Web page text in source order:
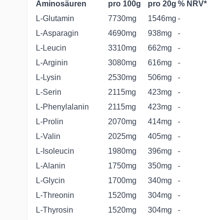
Aminosäuren pro 100g pro 20g % NRV*
L-Glutamin
7730mg 1546mg -
L-Asparagin
4690mg 938mg
-
L-Leucin
3310mg 662mg
-
L-Arginin
3080mg 616mg
-
L-Lysin
2530mg 506mg
-
L-Serin
2115mg 423mg
-
L-Phenylalanin
2115mg 423mg
-
L-Prolin
2070mg 414mg
-
L-Valin
2025mg 405mg
-
L-Isoleucin
1980mg 396mg
-
L-Alanin
1750mg 350mg
-
L-Glycin
1700mg 340mg
-
L-Threonin
1520mg 304mg
-
L-Thyrosin
1520mg 304mg
-